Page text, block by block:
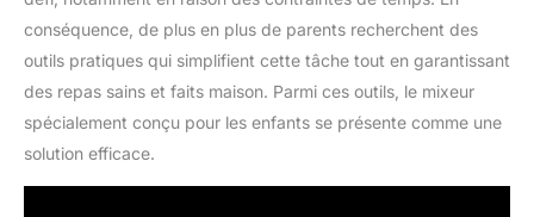
conséquence, de plus en plus de parents recherchent des
outils pratiques qui simplifient cette tâche tout en garantissant
des repas sains et faits maison. Parmi ces outils, le mixeur
spécialement conçu pour les enfants se présente comme une
solution efficace.